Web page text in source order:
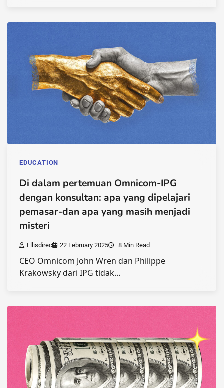
EDUCATION
Di dalam pertemuan Omnicom-IPG
dengan konsultan: apa yang dipelajari
pemasar-dan apa yang masih menjadi
misteri
Ellisdirec 22 February 2025 8 Min Read
CEO Omnicom John Wren dan Philippe
Krakowsky dari IPG tidak…